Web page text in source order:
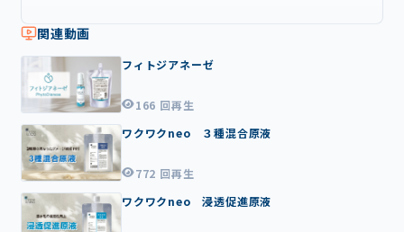
関連動画
1
6:
4
フィトジアネーゼ
166 回再生
0
2:
ワクワクneo ３種混合原液
772 回再生
0
2:
ワクワクneo 浸透促進原液